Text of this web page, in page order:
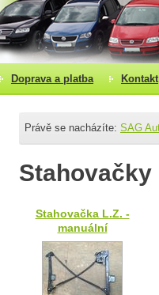
Doprava a platba Kontakt
Právě se nacházíte: SAG
Stahovačky
Stahovačka L.Z. -
manuální